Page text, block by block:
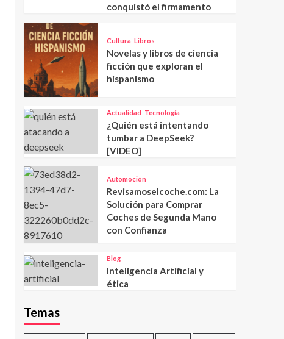
conquistó el firmamento
Cultura Libros
Novelas y libros de ciencia
ficción que exploran el
hispanismo
Actualidad Tecnología
¿Quién está intentando
tumbar a DeepSeek?
[VIDEO]
Automoción
Revisamoselcoche.com: La
Solución para Comprar
Coches de Segunda Mano
con Confianza
Blog
Inteligencia Artificial y
ética
Temas